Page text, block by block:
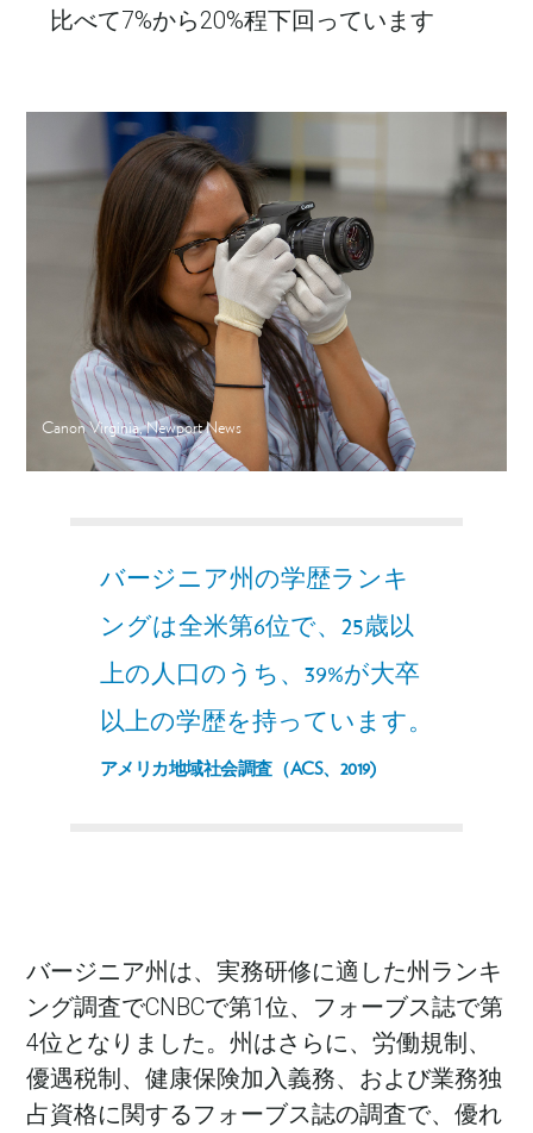
比べて7%から20%程下回っています
Canon Virginia, Newport News
バージニア州の学歴ランキ
ングは全米第6位で、25歳以
上の人口のうち、39%が大卒
以上の学歴を持っています。
アメリカ地域社会調査（ACS、2019)
バージニア州は、実務研修に適した州ランキ
ング調査でCNBCで第1位、フォーブス誌で第
4位となりました。州はさらに、労働規制、
優遇税制、健康保険加入義務、および業務独
占資格に関するフォーブス誌の調査で、優れ